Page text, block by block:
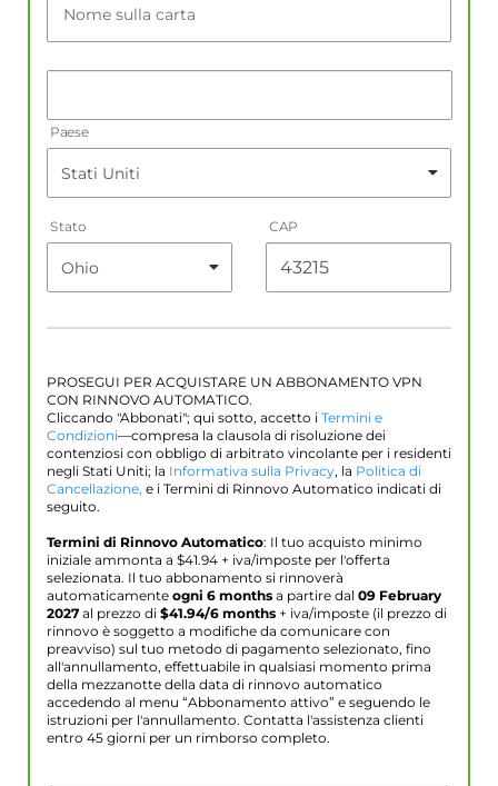
Nome sulla carta
Paese
Stato CAP
PROSEGUI PER ACQUISTARE UN ABBONAMENTO VPN
CON RINNOVO AUTOMATICO.
Cliccando "Abbonati"; qui sotto, accetto i Termini e
Condizioni—compresa la clausola di risoluzione dei
contenziosi con obbligo di arbitrato vincolante per i residenti
negli Stati Uniti; la Informativa sulla Privacy, la Politica di
Cancellazione, e i Termini di Rinnovo Automatico indicati di
seguito.
Termini di Rinnovo Automatico: Il tuo acquisto minimo
iniziale ammonta a $41.94 + iva/imposte per l'offerta
selezionata. Il tuo abbonamento si rinnoverà
automaticamente ogni 6 months a partire dal 09 February
2027 al prezzo di $41.94/6 months + iva/imposte (il prezzo di
rinnovo è soggetto a modifiche da comunicare con
preavviso) sul tuo metodo di pagamento selezionato, fino
all'annullamento, effettuabile in qualsiasi momento prima
della mezzanotte della data di rinnovo automatico
accedendo al menu “Abbonamento attivo” e seguendo le
istruzioni per l'annullamento. Contatta l'assistenza clienti
entro 45 giorni per un rimborso completo.